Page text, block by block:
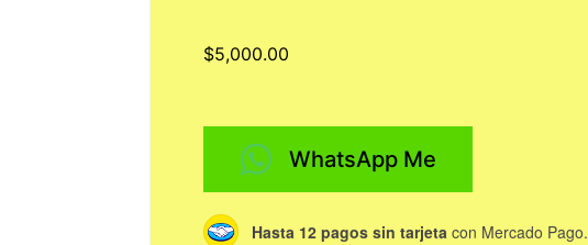
$5,000.00
WhatsApp Me
Hasta 12 pagos sin tarjeta con Mercado Pago.